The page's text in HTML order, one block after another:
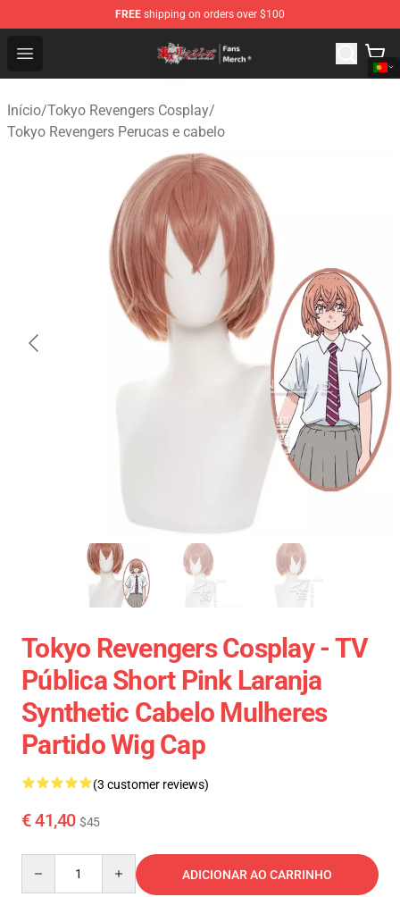
FREE shipping on orders over $100
Open menu
Tokyo Revengers Store - Official Tokyo Revengers
Início/Tokyo Revengers Cosplay/
Tokyo Revengers Perucas e cabelo
Tokyo Revengers Cosplay - TV
Pública Short Pink Laranja
Synthetic Cabelo Mulheres
Partido Wig Cap
(3 customer reviews)
€ 41,40 $45
ADICIONAR AO CARRINHO